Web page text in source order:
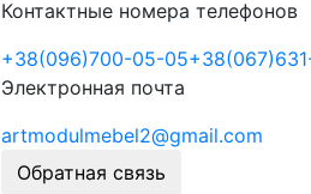
Контактные номера телефонов
+38(096)700-05-05+38(067)
Электронная почта
artmodulmebel2@gmail.com
Обратная связь